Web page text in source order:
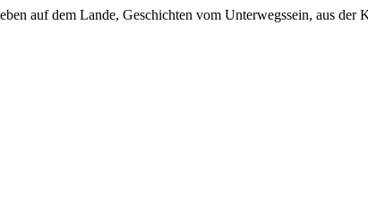
auf dem Lande, Geschichten vom Unterwegssein, aus der